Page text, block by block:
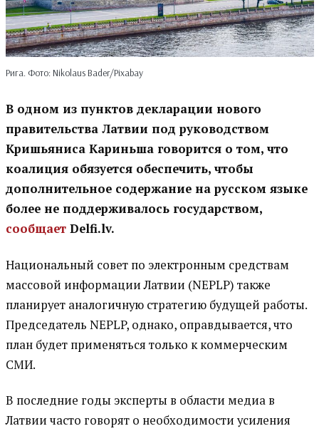
Рига. Фото: Nikolaus Bader/Pixabay
В одном из пунктов декларации нового
правительства Латвии под руководством
Кришьяниса Кариньша говорится о том, что
коалиция обязуется обеспечить, чтобы
дополнительное содержание на русском языке
более не поддерживалось государством,
сообщаетDelfi.lv.
Национальный совет по электронным средствам
массовой информации Латвии (NEPLP) также
планирует аналогичную стратегию будущей работы.
Председатель NEPLP, однако, оправдывается, что
план будет применяться только к коммерческим
СМИ.
В последние годы эксперты в области медиа в
Латвии часто говорят о необходимости усиления